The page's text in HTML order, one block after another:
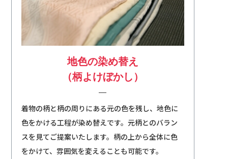
地色の染め替え
​​​​​​​（柄よけぼかし）
着物の柄と柄の周りにある元の色を残し、地色に
色をかける工程が染め替えです。元柄とのバラン
スを見てご提案いたします。柄の上から全体に色
をかけて、雰囲気を変えることも可能です。